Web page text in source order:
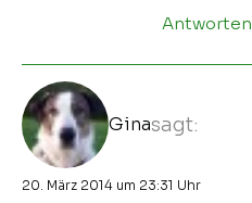
Antworten
Ginasagt:
20. März 2014 um 23:31 Uhr